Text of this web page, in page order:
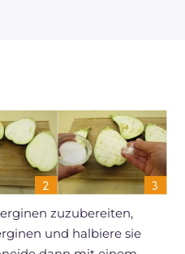
zuzubereiten,
und halbiere sie